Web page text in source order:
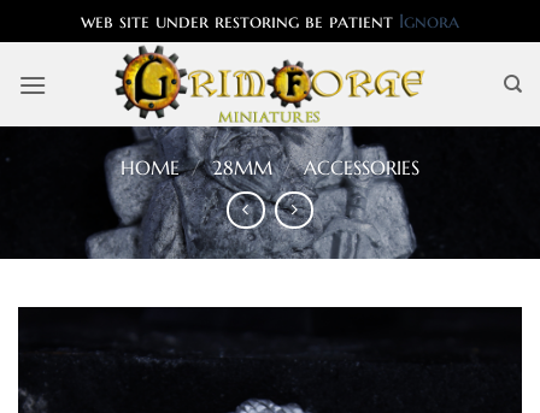
web site under restoring be patient Ignora
HOME / 28MM / ACCESSORIES